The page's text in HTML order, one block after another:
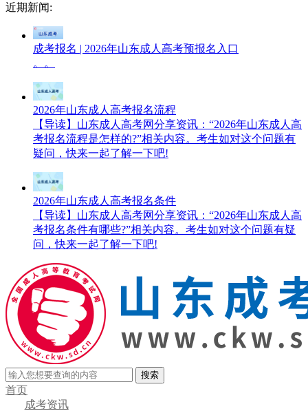
近期新闻:
成考报名 | 2026年山东成人高考预报名入口
。。
2026年山东成人高考报名流程
【导读】山东成人高考网分享资讯：“2026年山东成人高
考报名流程是怎样的?”相关内容。考生如对这个问题有
疑问，快来一起了解一下吧!
2026年山东成人高考报名条件
【导读】山东成人高考网分享资讯：“2026年山东成人高
考报名条件有哪些?”相关内容。考生如对这个问题有疑
问，快来一起了解一下吧!
首页
成考资讯